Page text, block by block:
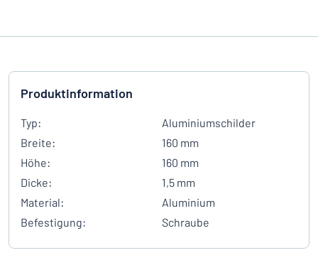
Produktinformation
Typ:
Aluminiumschilder
Breite:
160 mm
Höhe:
160 mm
Dicke:
1,5 mm
Material:
Aluminium
Befestigung:
Schraube